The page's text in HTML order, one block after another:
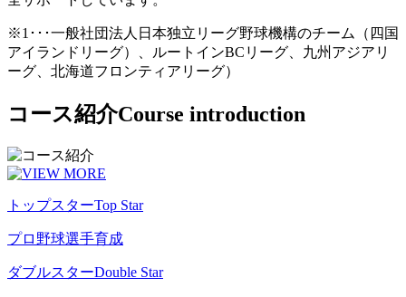
※1･･･一般社団法人日本独立リーグ野球機構のチーム（四国
アイランドリーグ）、ルートインBCリーグ、九州アジアリ
ーグ、北海道フロンティアリーグ）
コース紹介Course introduction
トップスターTop Star
プロ野球選手育成
ダブルスターDouble Star